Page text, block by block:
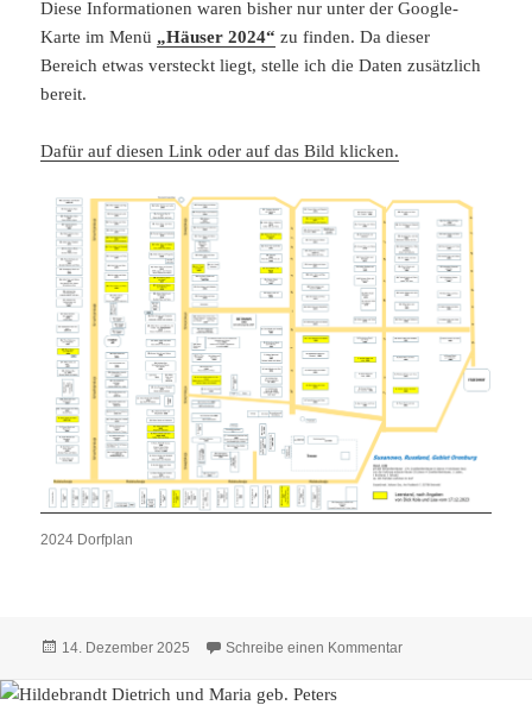
Diese Informationen waren bisher nur unter der Google-
Karte im Menü „Häuser 2024“ zu finden. Da dieser
Bereich etwas versteckt liegt, stelle ich die Daten zusätzlich
bereit.
Dafür auf diesen Link oder auf das Bild klicken.
2024 Dorfplan
Veröffentlicht
14. Dezember 2025 Schreibe einen Kommentarzu Häuser 2024 –